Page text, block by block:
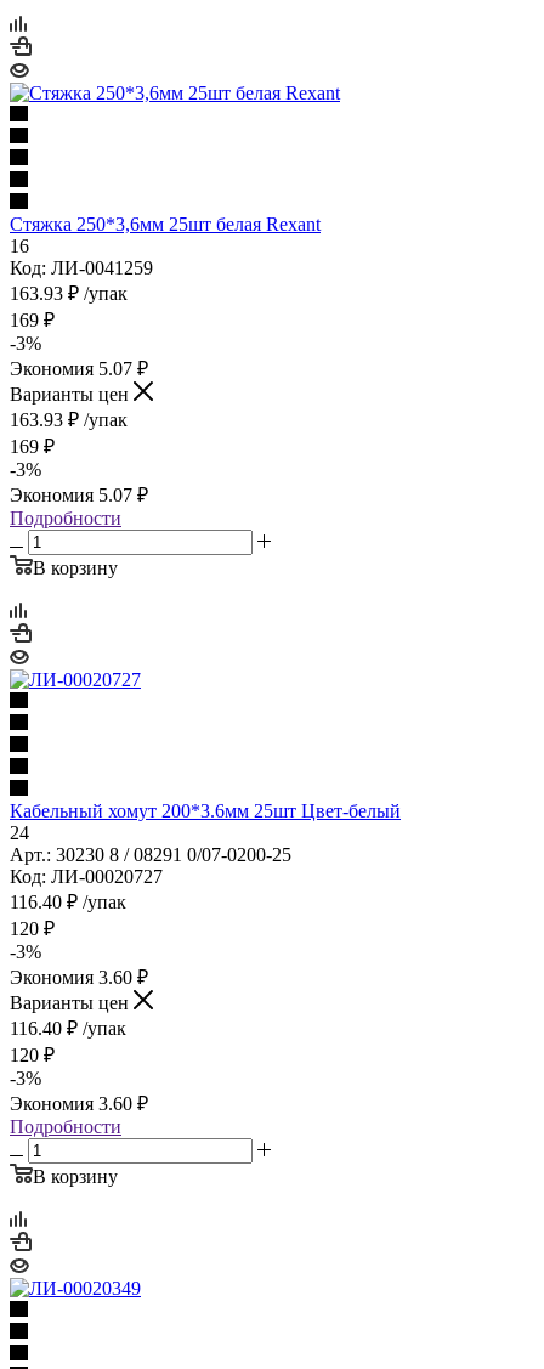
Стяжка 250*3,6мм 25шт белая Rexant
16
Код: ЛИ-0041259
163.93 ₽ /упак
169 ₽
-3%
Экономия 5.07 ₽
Варианты цен
163.93 ₽ /упак
169 ₽
-3%
Экономия 5.07 ₽
Подробности
В корзину
Кабельный хомут 200*3.6мм 25шт Цвет-белый
24
Арт.: 30230 8 / 08291 0/07-0200-25
Код: ЛИ-00020727
116.40 ₽ /упак
120 ₽
-3%
Экономия 3.60 ₽
Варианты цен
116.40 ₽ /упак
120 ₽
-3%
Экономия 3.60 ₽
Подробности
В корзину